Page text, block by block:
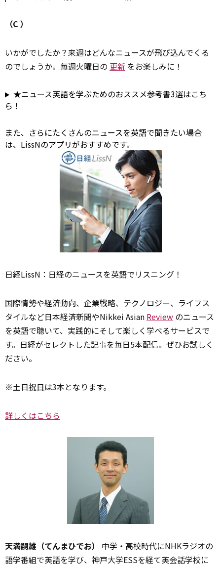
（C ）
いかがでしたか？来週はどんなニュースが飛び込んでくる
のでしょうか。毎週火曜日の 更新 をお楽しみに！
★ニュース英語を学ぶためのおススメ参考書3選はこち
ら！
また、さらにたくさんのニュースを英語で聞きたい場合
は、LissNのアプリがおすすめです。
日経LissN：日経のニュースを英語でリスニング！
国際情勢や経済動向、企業戦略、テクノロジー、ライフス
タイルなど日本経済新聞やNikkei Asian Review のニュース
を英語で聴いて、実践的にそして楽しく学べるサービスで
す。日経がセレクトした記事を毎日5本配信。ぜひお試しく
ださい。
※土日祝日は3本となります。
詳しくはこちら
天満嗣雄（てんまひでお）
中学・高校時代にNHKラジオの
語学番組で英語を学び、神戸大学ESSを経て英会話学校に